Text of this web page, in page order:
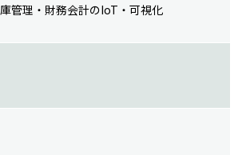
管理・財務会計のIoT・可視化